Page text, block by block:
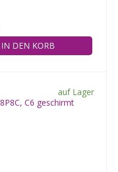
auf Lager